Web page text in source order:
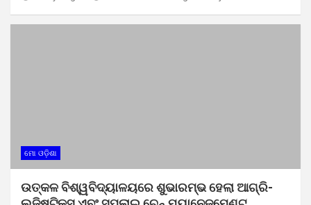
ମୋ ଓଡ଼ିଶା
ଉତ୍କଳ ବିଶ୍ୱବିଦ୍ୟାଳୟରେ ଶୁଭାରମ୍ଭ ହେଲା ଆଗ୍ରି-